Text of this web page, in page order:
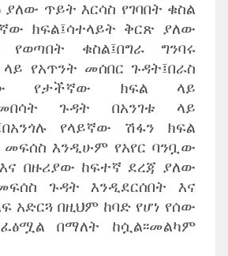
ያለው ጥይት እርሳስ የገባበት ቁስል
ክፍል፤ሳተላይት ቅርጽ ያለው
የወጣበት ቁስል፤በግራ ግንባሩ
የአጥንት መሰበር ጉዳት፤በራስ
የታችኛው ክፍል ላይ
ጉዳት በአንገቱ ላይ
የላይኛው ሽፋን ክፍል
እንዲሁም የአየር ባንቧው
በዙሪያው ከፍተኛ ደረጃ ያለው
ጉዳት እንዲደርሰበት እና
አድርጓ በዚህም ከባድ የሆነ የሰው
በማለት ከሷል፡፡መልካም